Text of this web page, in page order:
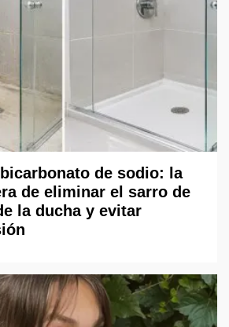
de sodio: la
de eliminar el sarro de
la ducha y evitar